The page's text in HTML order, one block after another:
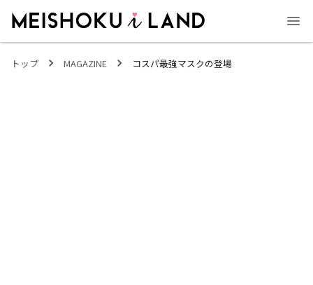
トップ MAGAZINE コスパ最強マスクの登場